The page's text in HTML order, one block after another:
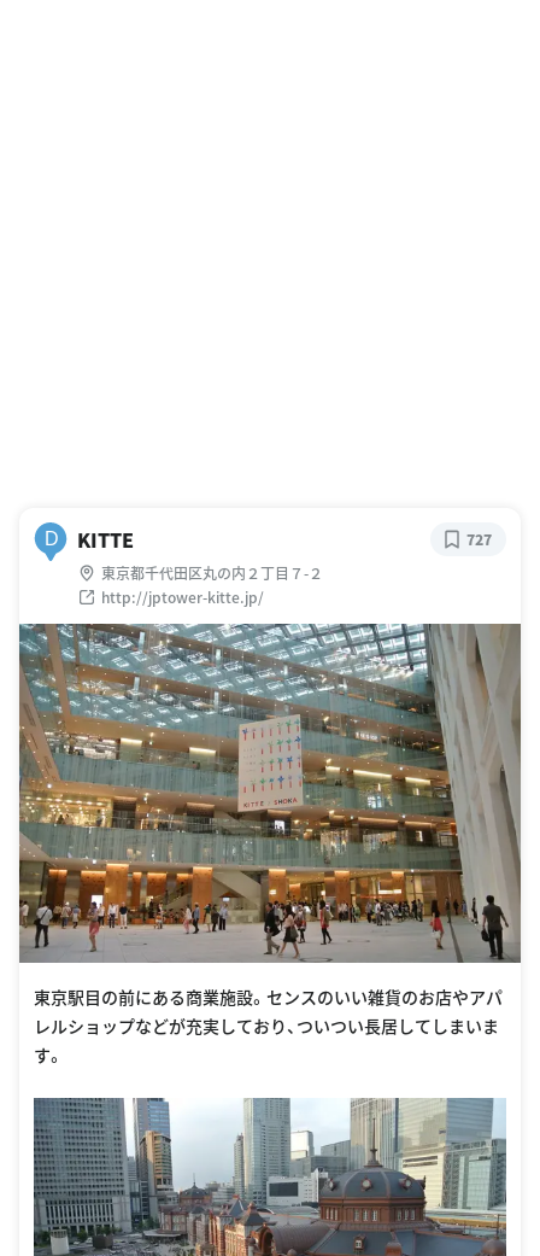
D KITTE
東京都千代田区丸の内２丁目７-２
http://jptower-kitte.jp/
727
東京駅目の前にある商業施設。センスのいい雑貨のお店やアパ
レルショップなどが充実しており、ついつい長居してしまいま
す。